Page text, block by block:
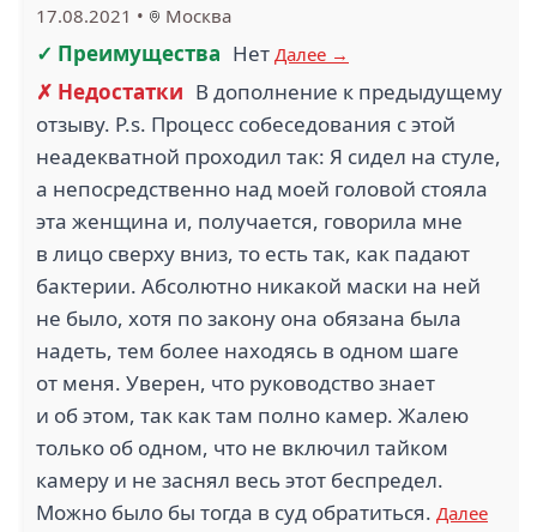
17.08.2021 • Москва
✓ Преимущества Нет Далее →
✗ Недостатки В дополнение к предыдущему
отзыву. P.s. Процесс собеседования с этой
неадекватной проходил так: Я сидел на стуле,
а непосредственно над моей головой стояла
эта женщина и, получается, говорила мне
в лицо сверху вниз, то есть так, как падают
бактерии. Абсолютно никакой маски на ней
не было, хотя по закону она обязана была
надеть, тем более находясь в одном шаге
от меня. Уверен, что руководство знает
и об этом, так как там полно камер. Жалею
только об одном, что не включил тайком
камеру и не заснял весь этот беспредел.
Можно было бы тогда в суд обратиться. Далее